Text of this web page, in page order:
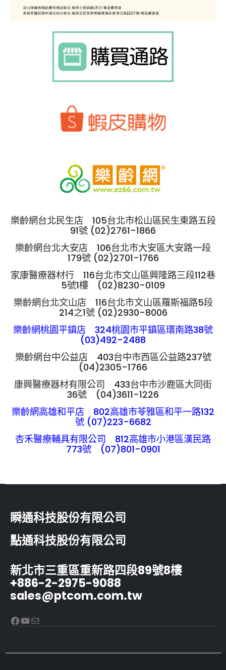
樂齡網台北民生店 105台北市松山區民生東路五段
91號 (02)2761-1866
樂齡網台北大安店 106台北市大安區大安路一段
179號 (02)2701-1766
家康醫療器材行 116台北市文山區興隆路三段112巷
5號1樓 (02)8230-0109
樂齡網台北文山店 116台北市文山區羅斯福路5段
214之1號 (02)2930-8006
樂齡網桃園平鎮店 324桃園市平鎮區環南路38號
(03)492-2488
樂齡網台中公益店 403台中市西區公益路237號
(04)2305-1766
康興醫療器材有限公司 433台中市沙鹿區大同街
36號 (04)3611-1226
樂齡網高雄和平店 802高雄市苓雅區和平一路132
號 (07)223-6682
杏禾醫療輔具有限公司 812高雄市小港區漢民路
773號 (07)801-0901
瞬通科技股份有限公司
點通科技股份有限公司
新北市三重區重新路四段89號8樓
+886-2-2975-9088
sales@ptcom.com.tw